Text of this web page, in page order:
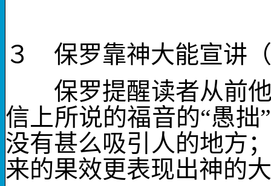
３ 保罗靠神大能宣讲
保罗提醒读者从前他
信上所说的福音的“愚
没有甚么吸引人的地方
来的果效更表现出神的